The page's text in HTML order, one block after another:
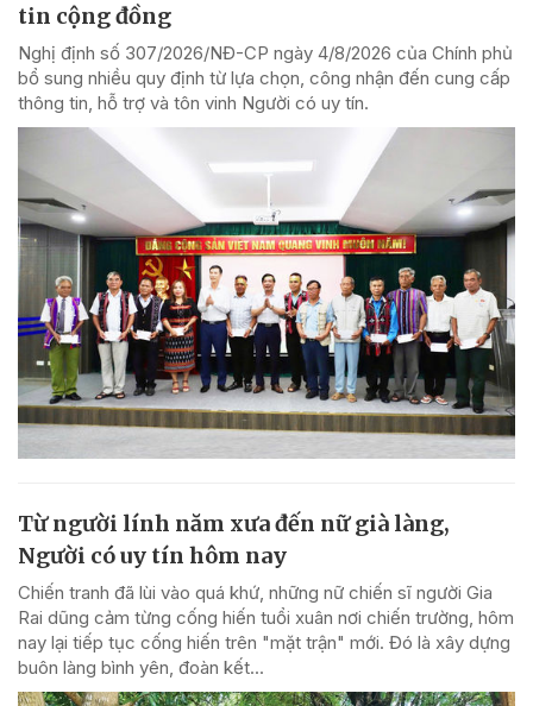
tin cộng đồng
Nghị định số 307/2026/NĐ-CP ngày 4/8/2026 của Chính phủ
bổ sung nhiều quy định từ lựa chọn, công nhận đến cung cấp
thông tin, hỗ trợ và tôn vinh Người có uy tín.
Từ người lính năm xưa đến nữ già làng,
Người có uy tín hôm nay
Chiến tranh đã lùi vào quá khứ, những nữ chiến sĩ người Gia
Rai dũng cảm từng cống hiến tuổi xuân nơi chiến trường, hôm
nay lại tiếp tục cống hiến trên "mặt trận" mới. Đó là xây dựng
buôn làng bình yên, đoàn kết...